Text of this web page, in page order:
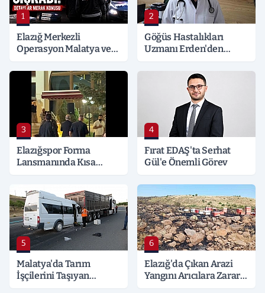
1
Elazığ Merkezli
Operasyon Malatya ve
Detaylar Merak Konusu
2
Göğüs Hastalıkları
Uzmanı Erden'den
3
Elazığspor Forma
Lansmanında Kısa
4
Fırat EDAŞ'ta Serhat
Gül'e Önemli Görev
5
Malatya'da Tarım
İşçilerini Taşıyan
6
Elazığ'da Çıkan Arazi
Yangını Arıcılara Zarar